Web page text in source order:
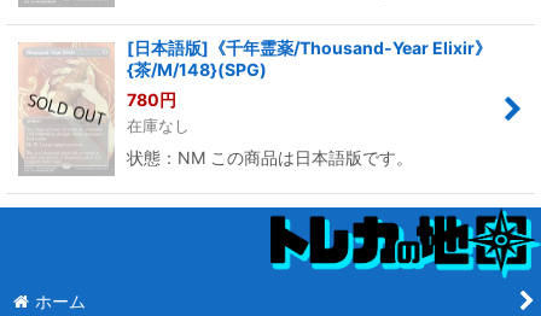
[日本語版]《千年霊薬/Thousand-Year Elixir》
{茶/M/148}(SPG)
780円
在庫なし
状態：NM この商品は日本語版です。
ホーム